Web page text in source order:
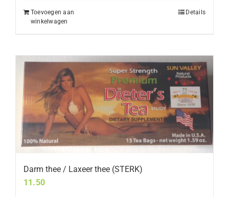
Toevoegen aan
winkelwagen
Details
Darm thee / Laxeer thee (STERK)
11.50